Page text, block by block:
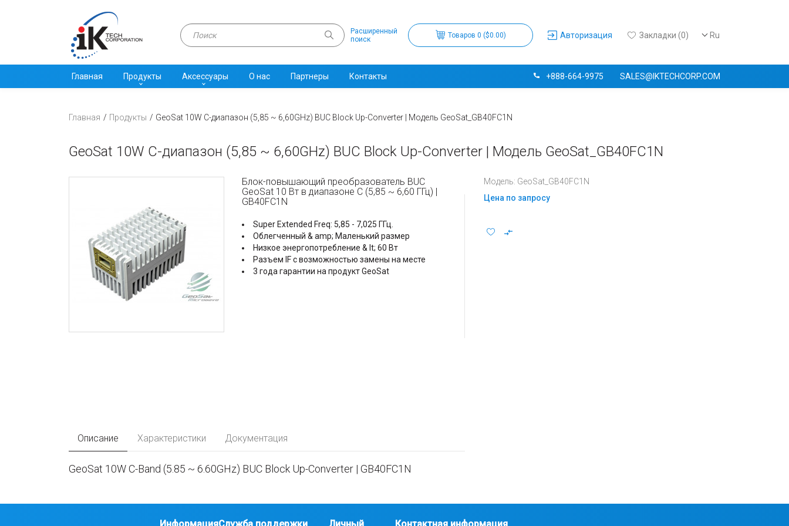
Ru
Авторизация Закладки (0)
Товаров 0 ($0.00)
Расширенный
поиск
+888-664-9975 SALES@IKTECHCORP.COM
Главная Продукты Аксессуары О нас Партнеры Контакты
Главная Продукты GeoSat 10W C-диапазон (5,85 ~ 6,60GHz) BUC Block Up-Converter | Модель GeoSat_GB40FC1N
GeoSat 10W C-диапазон (5,85 ~ 6,60GHz) BUC Block Up-Converter | Модель GeoSat_GB40FC1N
Блок-повышающий преобразователь BUC
GeoSat 10 Вт в диапазоне C (5,85 ~ 6,60 ГГц) |
GB40FC1N
Super Extended Freq: 5,85 - 7,025 ГГц.
Облегченный & amp; Маленький размер
Низкое энергопотребление & lt; 60 Вт
Разъем IF с возможностью замены на месте
3 года гарантии на продукт GeoSat
Модель: GeoSat_GB40FC1N
Цена по запросу
Описание Характеристики Документация
GeoSat 10W C-Band (5.85 ~ 6.60GHz) BUC Block Up-Converter | GB40FC1N